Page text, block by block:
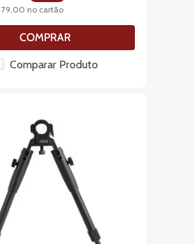
79 00 no cartão
COMPRAR
Comparar Produto